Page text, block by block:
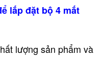
lắp đặt bộ 4 mắt
lượng sản phẩm và